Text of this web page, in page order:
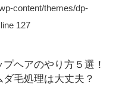
content/themes/dp-
127
ヘアのやり方５選！
毛処理は大丈夫？